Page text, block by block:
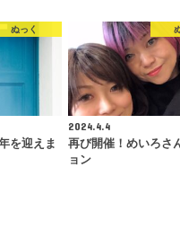
ぬっく
を迎えま
2024.4.4
再び開催！めいろさ
ョン